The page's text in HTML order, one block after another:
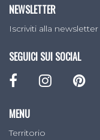
NEWSLETTER
Iscriviti alla newsletter
SEGUICI SUI SOCIAL
MENU
Territorio